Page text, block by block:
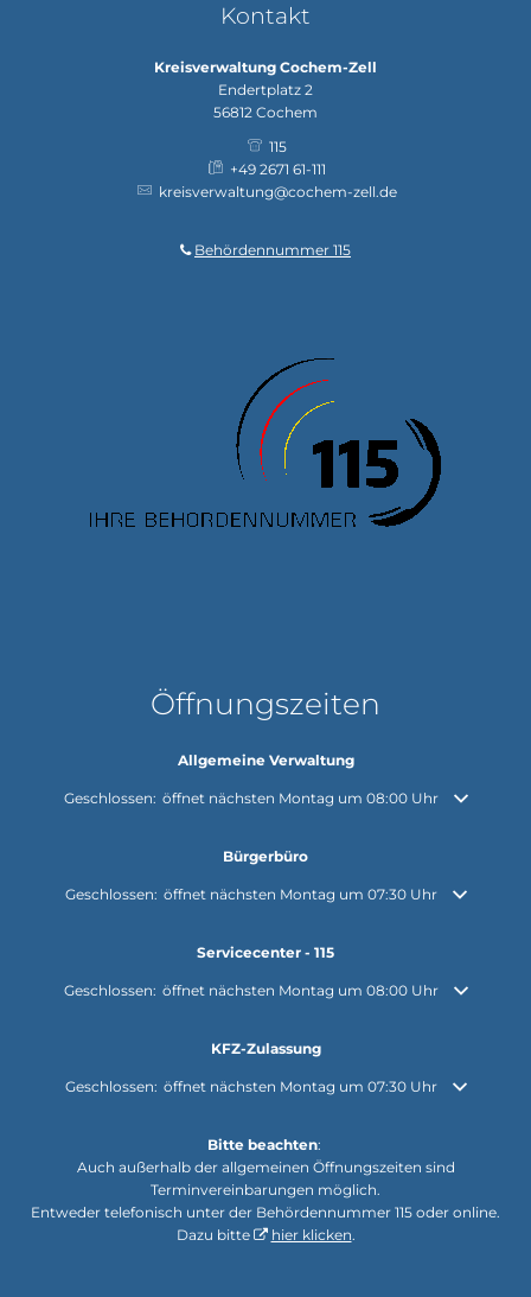
Kontakt
Kreisverwaltung Cochem-Zell
Endertplatz 2
56812 Cochem
115
+49 2671 61-111
kreisverwaltung@cochem-zell.de
Behördennummer 115
Öffnungszeiten
Allgemeine Verwaltung
Klicken, um weitere Öffnungs- oder Schließzeiten auszublenden
Geschlossen: öffnet nächsten Montag um 08:00 Uhr
Bürgerbüro
Klicken, um weitere Öffnungs- oder Schließzeiten auszublenden
Geschlossen: öffnet nächsten Montag um 07:30 Uhr
Servicecenter - 115
Klicken, um weitere Öffnungs- oder Schließzeiten auszublenden
Geschlossen: öffnet nächsten Montag um 08:00 Uhr
KFZ-Zulassung
Klicken, um weitere Öffnungs- oder Schließzeiten auszublenden
Geschlossen: öffnet nächsten Montag um 07:30 Uhr
Bitte beachten:
Auch außerhalb der allgemeinen Öffnungszeiten sind
Terminvereinbarungen möglich.
Entweder telefonisch unter der Behördennummer 115 oder online.
Dazu bitte
hier klicken.